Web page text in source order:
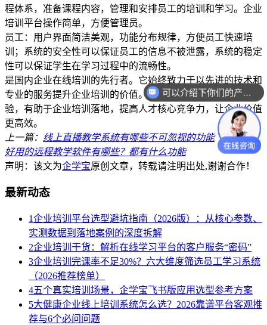
程体系，准备课程内容，管理和安排员工的培训和学习。企业
培训平台操作简单，方便管理员。
员工：用户界面简洁美观，功能分布规律，方便员工快速培
训；系统的安全性可以保证员工的信息不被泄露，系统的稳定
性可以保证学生在学习过程中的流畅性。
是国内企业在线培训的先行者。它始终致力于以先进的技术和
专业的服务提升企业培训的价值。积累了丰富的组织学习经
验，有助于企业培训落地，提高人才核心竞争力，让企业价值
更高效。
上一篇： 线上直播教学系统有哪些不可忽视的功能 下一篇：
好用的远程教学软件有哪些？都有什么功能
声明：该文为企学宝原创文章，转载请注明出处,谢谢合作！
最新动态
1企业培训平台选型避坑指南（2026版）：从核心参数、
实测数据到落地案例的深度拆解
2企业培训干货：解析在线学习平台的客户服务“密码”
3企业培训完课率不足30%？六大维度筛选员工学习系统
（2026推荐榜单）
4五个真实培训场景，企学宝飞书版应用选型参考方案
5大健康企业线上培训系统怎么选？2026靠谱平台客观推
荐与6个必问问题
可以介绍下你们的产品么？